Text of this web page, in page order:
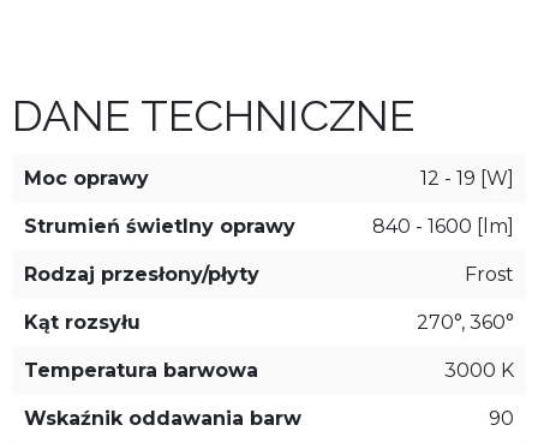
DANE TECHNICZNE
Moc oprawy 12 - 19 [W]
Strumień świetlny oprawy 840 - 1600 [lm]
Rodzaj przesłony/płyty Frost
Kąt rozsyłu 270°, 360°
Temperatura barwowa 3000 K
Wskaźnik oddawania barw 90